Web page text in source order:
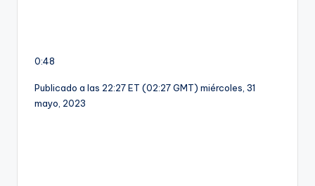
0:48
Publicado a las 22:27 ET (02:27 GMT) miércoles, 31
mayo, 2023